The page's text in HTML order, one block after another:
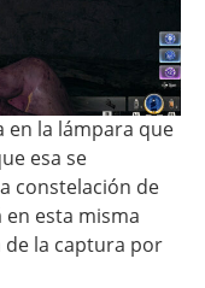
en la lámpara que
esa se
constelación de
en esta misma
de la captura por